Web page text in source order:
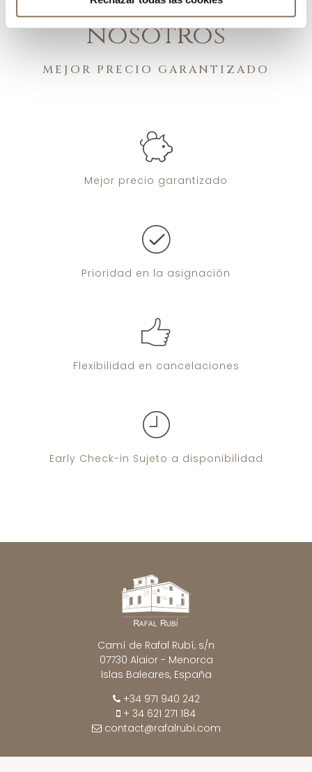
nosotros
MEJOR PRECIO GARANTIZADO
Mejor precio garantizado
Prioridad en la asignación
Flexibilidad en cancelaciones
Early Check-in Sujeto a disponibilidad
Camí de Rafal Rubí, s/n
07730 Alaior - Menorca
Islas Baleares, España
+34 971 940 242
+ 34 621 271 184
contact@rafalrubi.com